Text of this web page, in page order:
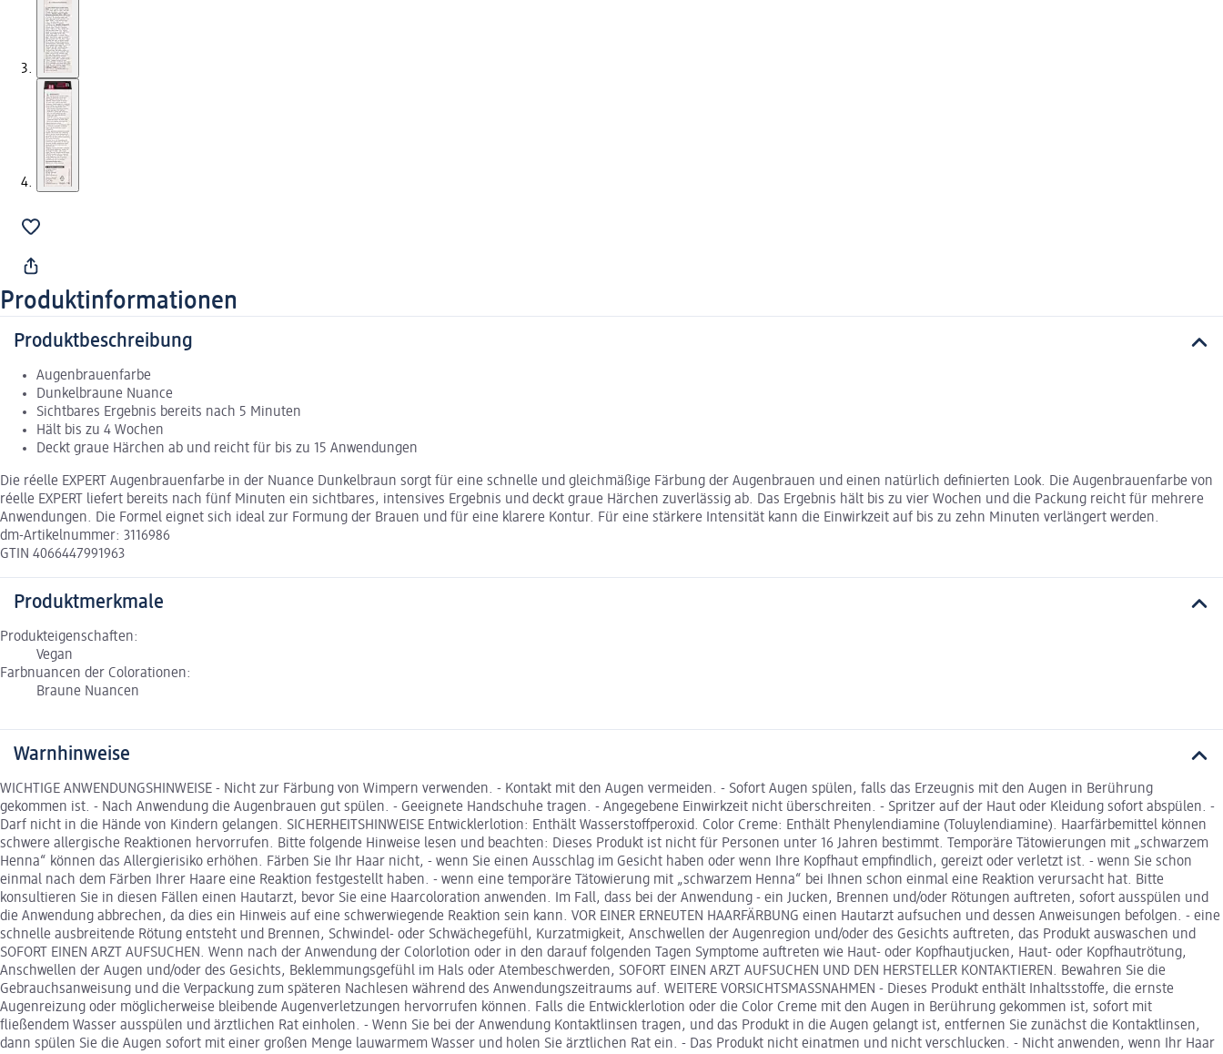
Produktinformationen
Produktbeschreibung
Augenbrauenfarbe
Dunkelbraune Nuance
Sichtbares Ergebnis bereits nach 5 Minuten
Hält bis zu 4 Wochen
Deckt graue Härchen ab und reicht für bis zu 15 Anwendungen
Die réelle EXPERT Augenbrauenfarbe in der Nuance Dunkelbraun sorgt für eine schnelle und gleichmäßige Färbung der Augenbrauen und einen natürlich definierten Look. Die Augenbrauenfarbe von
réelle EXPERT liefert bereits nach fünf Minuten ein sichtbares, intensives Ergebnis und deckt graue Härchen zuverlässig ab. Das Ergebnis hält bis zu vier Wochen und die Packung reicht für mehrere
Anwendungen. Die Formel eignet sich ideal zur Formung der Brauen und für eine klarere Kontur. Für eine stärkere Intensität kann die Einwirkzeit auf bis zu zehn Minuten verlängert werden.
dm-Artikelnummer: 3116986
GTIN 4066447991963
Produktmerkmale
Produkteigenschaften:
Vegan
Farbnuancen der Colorationen:
Braune Nuancen
Warnhinweise
WICHTIGE ANWENDUNGSHINWEISE - Nicht zur Färbung von Wimpern verwenden. - Kontakt mit den Augen vermeiden. - Sofort Augen spülen, falls das Erzeugnis mit den Augen in Berührung
gekommen ist. - Nach Anwendung die Augenbrauen gut spülen. - Geeignete Handschuhe tragen. - Angegebene Einwirkzeit nicht überschreiten. - Spritzer auf der Haut oder Kleidung sofort abspülen. -
Darf nicht in die Hände von Kindern gelangen. SICHERHEITSHINWEISE Entwicklerlotion: Enthält Wasserstoffperoxid. Color Creme: Enthält Phenylendiamine (Toluylendiamine). Haarfärbemittel können
schwere allergische Reaktionen hervorrufen. Bitte folgende Hinweise lesen und beachten: Dieses Produkt ist nicht für Personen unter 16 Jahren bestimmt. Temporäre Tätowierungen mit „schwarzem
Henna“ können das Allergierisiko erhöhen. Färben Sie Ihr Haar nicht, - wenn Sie einen Ausschlag im Gesicht haben oder wenn Ihre Kopfhaut empfindlich, gereizt oder verletzt ist. - wenn Sie schon
einmal nach dem Färben Ihrer Haare eine Reaktion festgestellt haben. - wenn eine temporäre Tätowierung mit „schwarzem Henna“ bei Ihnen schon einmal eine Reaktion verursacht hat. Bitte
konsultieren Sie in diesen Fällen einen Hautarzt, bevor Sie eine Haarcoloration anwenden. Im Fall, dass bei der Anwendung - ein Jucken, Brennen und/oder Rötungen auftreten, sofort ausspülen und
die Anwendung abbrechen, da dies ein Hinweis auf eine schwerwiegende Reaktion sein kann. VOR EINER ERNEUTEN HAARFÄRBUNG einen Hautarzt aufsuchen und dessen Anweisungen befolgen. - eine
schnelle ausbreitende Rötung entsteht und Brennen, Schwindel- oder Schwächegefühl, Kurzatmigkeit, Anschwellen der Augenregion und/oder des Gesichts auftreten, das Produkt auswaschen und
SOFORT EINEN ARZT AUFSUCHEN. Wenn nach der Anwendung der Colorlotion oder in den darauf folgenden Tagen Symptome auftreten wie Haut- oder Kopfhautjucken, Haut- oder Kopfhautrötung,
Anschwellen der Augen und/oder des Gesichts, Beklemmungsgefühl im Hals oder Atembeschwerden, SOFORT EINEN ARZT AUFSUCHEN UND DEN HERSTELLER KONTAKTIEREN. Bewahren Sie die
Gebrauchsanweisung und die Verpackung zum späteren Nachlesen während des Anwendungszeitraums auf. WEITERE VORSICHTSMASSNAHMEN - Dieses Produkt enthält Inhaltsstoffe, die ernste
Augenreizung oder möglicherweise bleibende Augenverletzungen hervorrufen können. Falls die Entwicklerlotion oder die Color Creme mit den Augen in Berührung gekommen ist, sofort mit
fließendem Wasser ausspülen und ärztlichen Rat einholen. - Wenn Sie bei der Anwendung Kontaktlinsen tragen, und das Produkt in die Augen gelangt ist, entfernen Sie zunächst die Kontaktlinsen,
dann spülen Sie die Augen sofort mit einer großen Menge lauwarmem Wasser und holen Sie ärztlichen Rat ein. - Das Produkt nicht einatmen und nicht verschlucken. - Nicht anwenden, wenn Ihr Haar